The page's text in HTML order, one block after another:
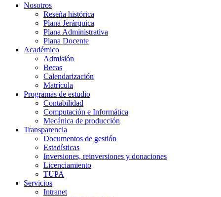
Nosotros
Reseña histórica
Plana Jerárquica
Plana Administrativa
Plana Docente
Académico
Admisión
Becas
Calendarización
Matrícula
Programas de estudio
Contabilidad
Computación e Informática
Mecánica de producción
Transparencia
Documentos de gestión
Estadísticas
Inversiones, reinversiones y donaciones
Licenciamiento
TUPA
Servicios
Intranet